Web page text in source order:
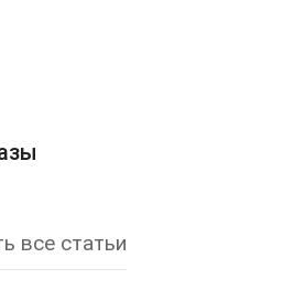
все статьи